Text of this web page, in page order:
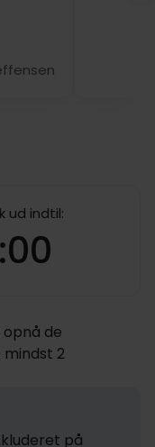
ud indtil:
de
2
på